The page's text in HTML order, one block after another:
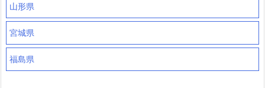
山形県
宮城県
福島県